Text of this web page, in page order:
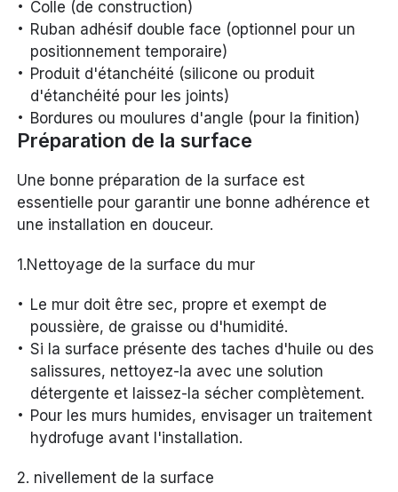
Colle (de construction)
Ruban adhésif double face (optionnel pour un
positionnement temporaire)
Produit d'étanchéité (silicone ou produit
d'étanchéité pour les joints)
Bordures ou moulures d'angle (pour la finition)
Préparation de la surface
Une bonne préparation de la surface est
essentielle pour garantir une bonne adhérence et
une installation en douceur.
1.Nettoyage de la surface du mur
Le mur doit être sec, propre et exempt de
poussière, de graisse ou d'humidité.
Si la surface présente des taches d'huile ou des
salissures, nettoyez-la avec une solution
détergente et laissez-la sécher complètement.
Pour les murs humides, envisager un traitement
hydrofuge avant l'installation.
2. nivellement de la surface